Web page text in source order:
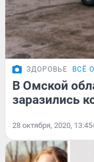
ЗДОРОВЬЕ ВСЁ
В Омской
заразились
28 октября, 2020, 13:45